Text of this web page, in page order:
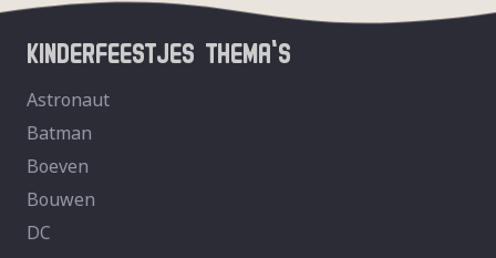
KINDERFEESTJES THEMA’S
Astronaut
Batman
Boeven
Bouwen
DC